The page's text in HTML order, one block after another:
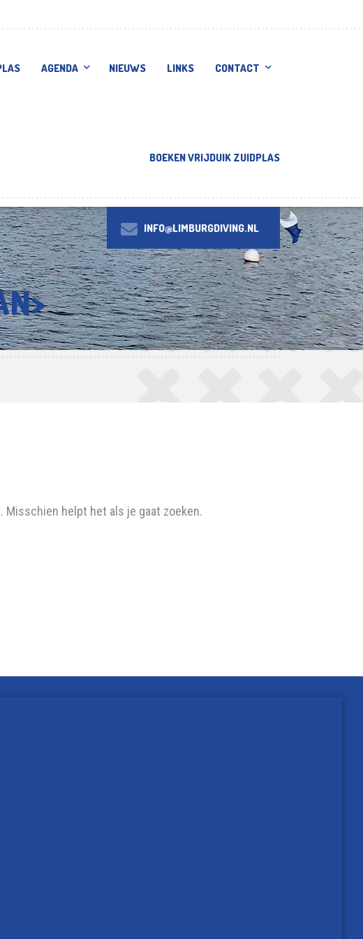
AGENDA NIEUWS LINKS CONTACT
BOEKEN VRIJDUIK ZUIDPLAS
INFO@LIMBURGDIVING.NL
Misschien helpt het als je gaat zoeken.